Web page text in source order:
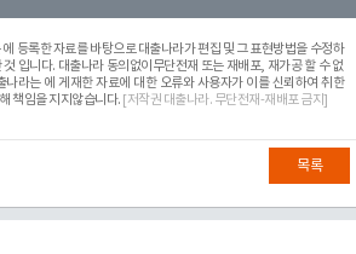
에 등록한 자료를 바탕으로 대출나라가 편집 및 그 표현방법을 수정하
것 입니다. 대출나라 동의없이무단전재 또는 재배포, 재가공 할 수 없
나라는 에 게재한 자료에 대한 오류와 사용자가 이를 신뢰하여 취한
책임을 지지않습니다. [저작권 대출나라. 무단전재-재배포 금지]
목록